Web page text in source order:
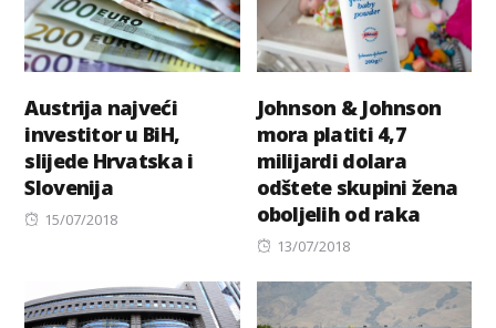
Austrija najveći
investitor u BiH,
slijede Hrvatska i
Slovenija
Posted
15/07/2018
Johnson & Johnson
mora platiti 4,7
milijardi dolara
odštete skupini žena
oboljelih od raka
Posted
13/07/2018